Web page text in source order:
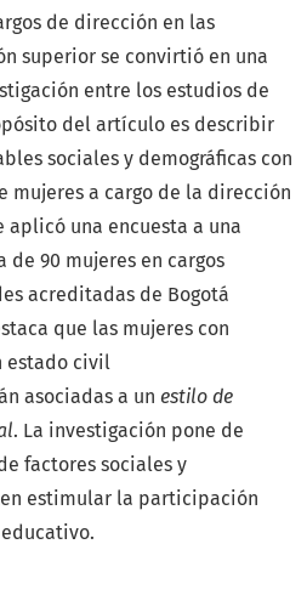
de dirección en las
superior se convirtió en una
entre los estudios de
del artículo es describir
sociales y demográficas con
mujeres a cargo de la dirección
aplicó una encuesta a una
de 90 mujeres en cargos
acreditadas de Bogotá
que las mujeres con
estado civil
asociadas a un estilo de
. La investigación pone de
factores sociales y
estimular la participación